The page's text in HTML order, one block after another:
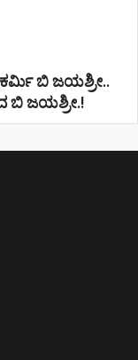
ಬಿ ಜಯಶ್ರೀ..
ಬಿ ಜಯಶ್ರೀ.!